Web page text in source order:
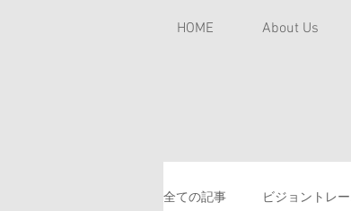
HOME About Us
全ての記事 ビジョントレ